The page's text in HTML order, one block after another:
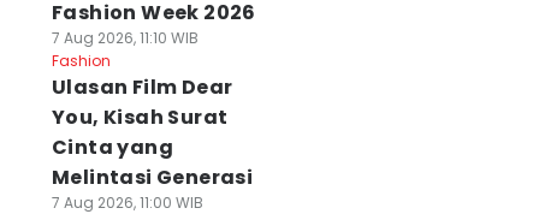
Fashion Week 2026
7 Aug 2026, 11:10 WIB
Fashion
Ulasan Film Dear
You, Kisah Surat
Cinta yang
Melintasi Generasi
7 Aug 2026, 11:00 WIB